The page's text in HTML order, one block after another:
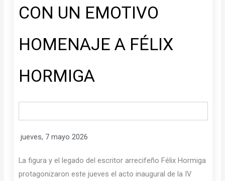
CON UN EMOTIVO
HOMENAJE A FÉLIX
HORMIGA
jueves, 7 mayo 2026
La figura y el legado del escritor arrecifeño Félix Hormiga
protagonizaron este jueves el acto inaugural de la IV